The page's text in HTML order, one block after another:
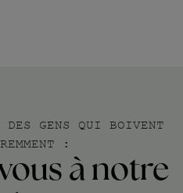
DES GENS QUI BOIVENT
:
à notre